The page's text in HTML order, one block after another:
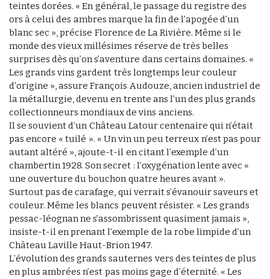
teintes dorées. « En général, le passage du registre des
ors à celui des ambres marque la fin de l’apogée d’un
blanc sec », précise Florence de La Rivière. Même si le
monde des vieux millésimes réserve de très belles
surprises dès qu’on s’aventure dans certains domaines. «
Les grands vins gardent très longtemps leur couleur
d’origine », assure François Audouze, ancien industriel de
la métallurgie, devenu en trente ans l’un des plus grands
collectionneurs mondiaux de vins anciens.
Il se souvient d’un Château Latour centenaire qui n’était
pas encore « tuilé ». « Un vin un peu terreux n’est pas pour
autant altéré », ajoute-t-il en citant l’exemple d’un
chambertin 1928. Son secret : l’oxygénation lente avec «
une ouverture du bouchon quatre heures avant ».
Surtout pas de carafage, qui verrait s’évanouir saveurs et
couleur. Même les blancs peuvent résister. « Les grands
pessac-léognan ne s’assombrissent quasiment jamais »,
insiste-t-il en prenant l’exemple de la robe limpide d’un
Château Laville Haut-Brion 1947.
L’évolution des grands sauternes vers des teintes de plus
en plus ambrées n’est pas moins gage d’éternité. « Les